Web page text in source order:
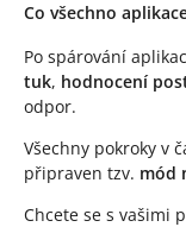
Co všechno
Po spárování
tuk, hodnocení
odpor.
Všechny pokroky v
připraven tzv. mód
Chcete se s vašimi